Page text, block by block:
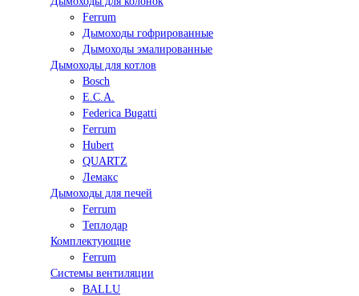
Ferrum
Дымоходы гофрированные
Дымоходы эмалированные
Дымоходы для котлов
Bosch
E.C.A.
Federica Bugatti
Ferrum
Hubert
QUARTZ
Лемакс
Дымоходы для печей
Ferrum
Теплодар
Комплектующие
Ferrum
Системы вентиляции
BALLU